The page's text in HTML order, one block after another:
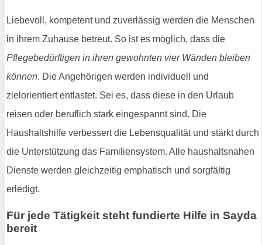
Liebevoll, kompetent und zuverlässig werden die Menschen
in ihrem Zuhause betreut. So ist es möglich, dass die
Pflegebedürftigen in ihren gewohnten vier Wänden bleiben
können. Die Angehörigen werden individuell und
zielorientiert entlastet. Sei es, dass diese in den Urlaub
reisen oder beruflich stark eingespannt sind. Die
Haushaltshilfe verbessert die Lebensqualität und stärkt durch
die Unterstützung das Familiensystem. Alle haushaltsnahen
Dienste werden gleichzeitig emphatisch und sorgfältig
erledigt.
Für jede Tätigkeit steht fundierte Hilfe in Sayda
bereit